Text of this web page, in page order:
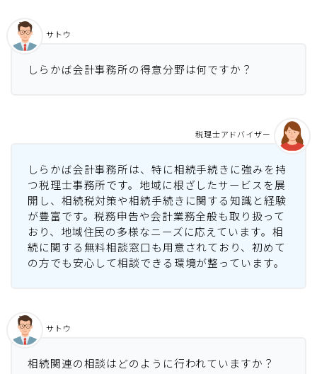
しらかば会計事務所の得意分野は何ですか？
サトウ
しらかば会計事務所は、特に相続手続きに強みを持
つ税理士事務所です。地域に根ざしたサービスを展
開し、相続税対策や相続手続きに関する知識と経験
が豊富です。税務申告や会計業務全般も取り扱って
おり、地域住民の多様なニーズに応えています。相
続に関する無料相談窓口も用意されており、初めて
の方でも安心して相談できる環境が整っています。
税理士アドバイザー
相続関連の相談はどのように行われていますか？
サトウ